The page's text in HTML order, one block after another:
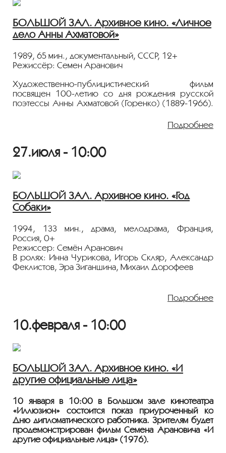
повести Юрий Германа и сценарию его сына
Алексея и Светланы Кармалиты.
Показ пройдёт с плёнки 35 мм из коллекции
Лента представлена в рамках программы
БОЛЬШОЙ ЗАЛ. Архивное кино. «Личное
дело Анны Ахматовой»
1989, 65 мин., документальный, СССР, 12+
Режиссёр: Семен Аранович
Художественно-публицистический фильм
посвящен 100-летию со дня рождения русской
поэтессы Анны Ахматовой (Горенко) (1889-1966).
Анне Ахматовой вспоминают люди, близко знавшие
и любившие ее. Особое место в картине занимают
Показ пройдёт с плёнки 35 мм из коллекции
Госфильмофонда России.
Лента представлена в рамках программы
«ПЕРСОНА. Семён Аранович».
Подробнее
27.июля - 10:00
БОЛЬШОЙ ЗАЛ. Архивное кино. «Год
Собаки»
1994, 133 мин., драма, мелодрама, Франция,
Россия, 0+
Режиссер: Семён Аранович
В ролях: Инна Чурикова, Игорь Скляр, Александр
Феклистов, Эра Зиганшина, Михаил Дорофеев
моложе ее и бежит с ним в брошенный людьми
поселок. Вот только причина, по которой он
зону с повышенным содержание радиации.
Мрачная драма режиссёра выдающегося сериала
«Противостояние» с прекрасным актерским
дуэтом.
Показ пройдёт с плёнки 35 мм из коллекции
Госфильмофонда России.
Лента представлена в рамках программы
«ПЕРСОНА. Семён Аранович».
Подробнее
10.февраля - 10:00
БОЛЬШОЙ ЗАЛ. Архивное кино. «И
другие официальные лица»
10 января в 10:00 в Большом зале кинотеатра
«Иллюзион» состоится показ приуроченный ко
Дню дипломатического работника. Зрителям будет
продемонстрирован фильм Семёна Арановича «И
другие официальные лица» (1976).